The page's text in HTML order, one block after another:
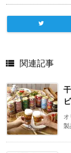
 関連記事
製